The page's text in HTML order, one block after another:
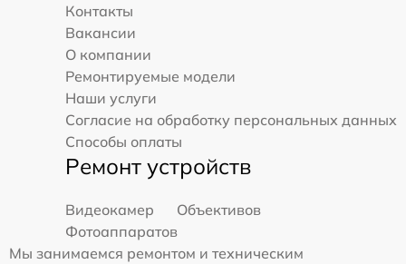
Контакты
Вакансии
О компании
Ремонтируемые модели
Наши услуги
Согласие на обработку персональных данных
Способы оплаты
Ремонт устройств
Видеокамер
Объективов
Фотоаппаратов
Мы занимаемся ремонтом и техническим